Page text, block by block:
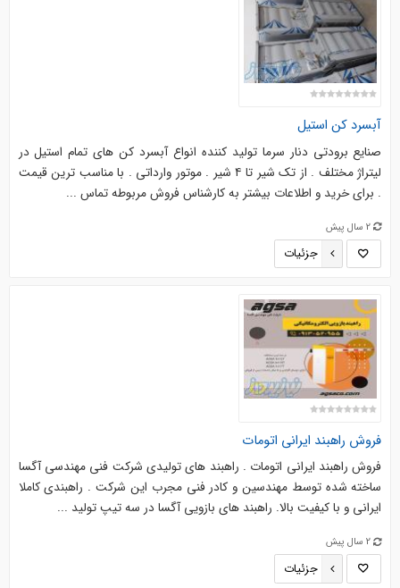
آبسرد کن استیل
صنایع برودتی دنار سرما تولید کننده انواع آبسرد کن های تمام استیل در
لیتراژ مختلف . از تک شیر تا ۴ شیر . موتور وارداتی . با مناسب ترین قیمت
. برای خرید و اطلاعات بیشتر به کارشناس فروش مربوطه تماس ...
2 سال پیش
جزئیات
فروش راهبند ایرانی اتومات
فروش راهبند ایرانی اتومات . راهبند های تولیدی شرکت فنی مهندسی آگسا
ساخته شده توسط مهندسین و کادر فنی مجرب این شرکت . راهبندی کاملا
ایرانی و با کیفیت بالا. راهبند های بازویی آگسا در سه تیپ تولید ...
2 سال پیش
جزئیات